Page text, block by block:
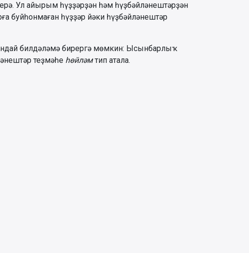
Ул айырым һүҙҙәрҙән һәм һүҙбәйләнештәрҙән
буйһонмаған һүҙҙәр йәки һүҙбәйләнештәр
билдәләмә бирергә мөмкин: Ысынбарлыҡ
теҙмәһе һөйләмтип атала.